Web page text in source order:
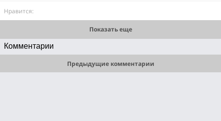
Нравится:
Показать еще
Комментарии
Предыдущие комментарии